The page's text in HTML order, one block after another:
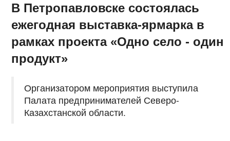
В Петропавловске состоялась
ежегодная выставка-ярмарка в
рамках проекта «Одно село - один
продукт»
Организатором мероприятия выступила
Палата предпринимателей Северо-
Казахстанской области.